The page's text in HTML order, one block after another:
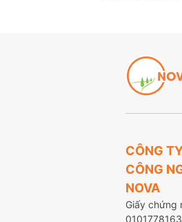
CÔNG
CÔNG
NOVA
Giấy chứng